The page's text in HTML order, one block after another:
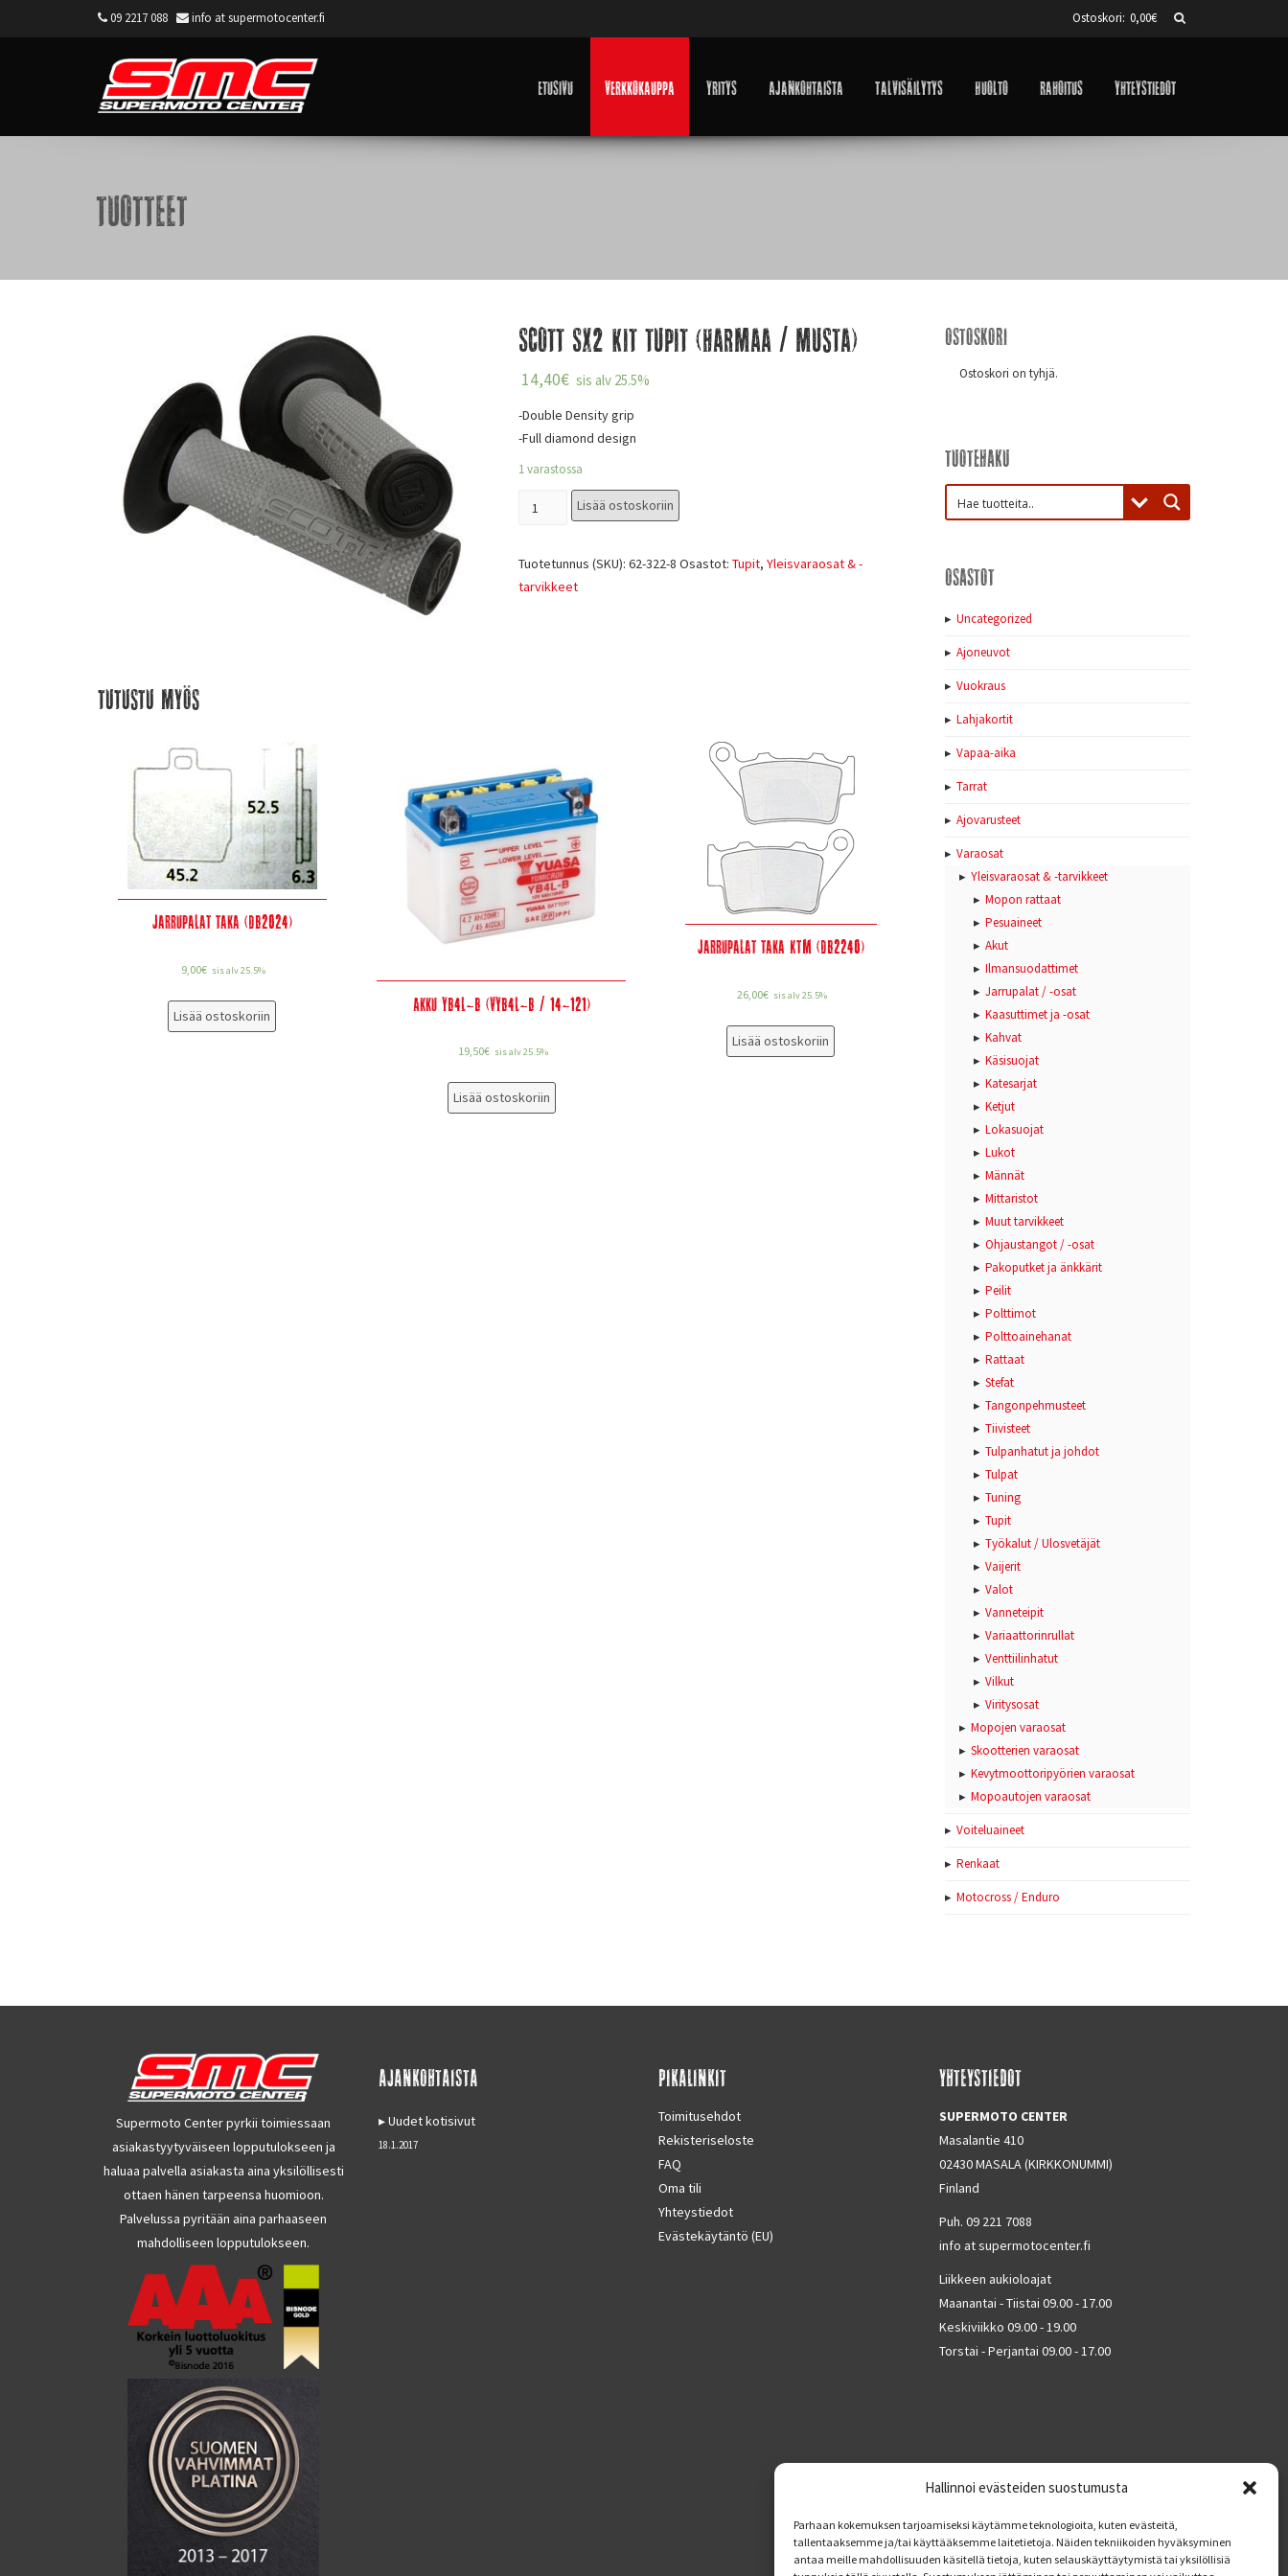
Hallinnoi evästeiden suostumusta
Parhaan kokemuksen tarjoamiseksi käytämme teknologioita, kuten evästeitä,
tallentaaksemme ja/tai käyttääksemme laitetietoja. Näiden tekniikoiden hyväksyminen
antaa meille mahdollisuuden käsitellä tietoja, kuten selauskäyttäytymistä tai yksilöllisiä
09 2217 088 info at supermotocenter.fi Ostoskori: 0,00€
Etusivu Verkkokauppa Yritys Ajankohtaista Talvisäilytys Huolto Rahoitus Yhteystiedot
Tuotteet
Scott SX2 Kit tupit (harmaa / musta)
14,40€ sis alv 25.5%
-Double Density grip
-Full diamond design
1 varastossa
Lisää ostoskoriin
Tuotetunnus (SKU): 62-322-8 Osastot: Tupit, Yleisvaraosat & -
tarvikkeet
Tutustu myös
Jarrupalat taka (DB2024)
9,00€ sis alv 25.5%
Lisää ostoskoriin
Akku YB4L-B (VYB4L-B / 14-121)
19,50€ sis alv 25.5%
Lisää ostoskoriin
Jarrupalat taka KTM (DB2240)
26,00€ sis alv 25.5%
Lisää ostoskoriin
Ostoskori
Ostoskori on tyhjä.
Tuotehaku
Osastot
Uncategorized
Ajoneuvot
Vuokraus
Lahjakortit
Vapaa-aika
Tarrat
Ajovarusteet
Varaosat
Yleisvaraosat & -tarvikkeet
Mopon rattaat
Pesuaineet
Akut
Ilmansuodattimet
Jarrupalat / -osat
Kaasuttimet ja -osat
Kahvat
Käsisuojat
Katesarjat
Ketjut
Lokasuojat
Lukot
Männät
Mittaristot
Muut tarvikkeet
Ohjaustangot / -osat
Pakoputket ja änkkärit
Peilit
Polttimot
Polttoainehanat
Rattaat
Stefat
Tangonpehmusteet
Tiivisteet
Tulpanhatut ja johdot
Tulpat
Tuning
Tupit
Työkalut / Ulosvetäjät
Vaijerit
Valot
Vanneteipit
Variaattorinrullat
Venttiilinhatut
Vilkut
Viritysosat
Mopojen varaosat
Skootterien varaosat
Kevytmoottoripyörien varaosat
Mopoautojen varaosat
Voiteluaineet
Renkaat
Motocross / Enduro
Supermoto Center pyrkii toimiessaan
asiakastyytyväiseen lopputulokseen ja
haluaa palvella asiakasta aina yksilöllisesti
ottaen hänen tarpeensa huomioon.
Palvelussa pyritään aina parhaaseen
mahdolliseen lopputulokseen.
AJANKOHTAISTA
Uudet kotisivut
18.1.2017
PIKALINKIT
Toimitusehdot
Rekisteriseloste
FAQ
Oma tili
Yhteystiedot
Evästekäytäntö (EU)
YHTEYSTIEDOT
SUPERMOTO CENTER
Masalantie 410
02430 MASALA (KIRKKONUMMI)
Finland
Puh. 09 221 7088
info at supermotocenter.fi
Liikkeen aukioloajat
Maanantai - Tiistai 09.00 - 17.00
Keskiviikko 09.00 - 19.00
Torstai - Perjantai 09.00 - 17.00